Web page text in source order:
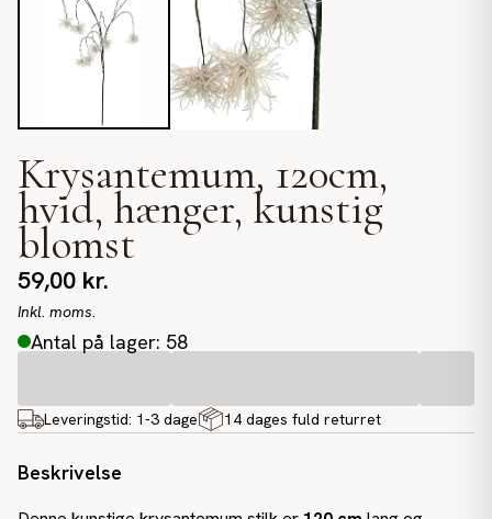
Krysantemum, 120cm,
hvid, hænger, kunstig
blomst
59,00 kr.
Inkl. moms.
Antal på lager: 58
Leveringstid: 1-3 dage 14 dages fuld returret
Beskrivelse